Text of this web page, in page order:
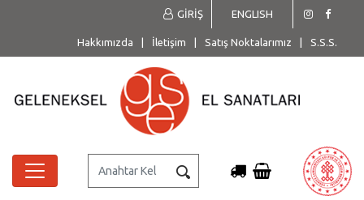
ENGLISH
GİRİŞ
Hakkımızda İletişim Satış Noktalarımız S.S.S.